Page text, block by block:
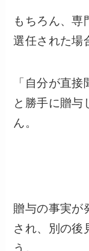
もちろん、専
選任された場
「自分が直
と勝手に贈与
ん。
贈与の事実が
され、別の後
う。